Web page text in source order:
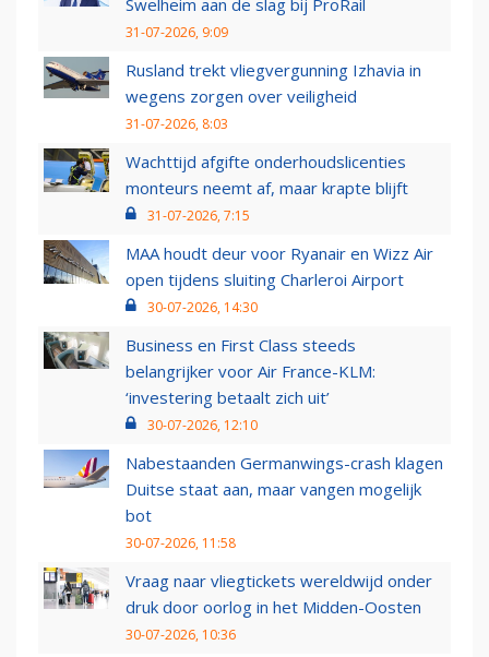
Swelheim aan de slag bij ProRail
31-07-2026, 9:09
Rusland trekt vliegvergunning Izhavia in
wegens zorgen over veiligheid
31-07-2026, 8:03
Wachttijd afgifte onderhoudslicenties
monteurs neemt af, maar krapte blijft
31-07-2026, 7:15
MAA houdt deur voor Ryanair en Wizz Air
open tijdens sluiting Charleroi Airport
30-07-2026, 14:30
Business en First Class steeds
belangrijker voor Air France-KLM:
‘investering betaalt zich uit’
30-07-2026, 12:10
Nabestaanden Germanwings-crash klagen
Duitse staat aan, maar vangen mogelijk
bot
30-07-2026, 11:58
Vraag naar vliegtickets wereldwijd onder
druk door oorlog in het Midden-Oosten
30-07-2026, 10:36